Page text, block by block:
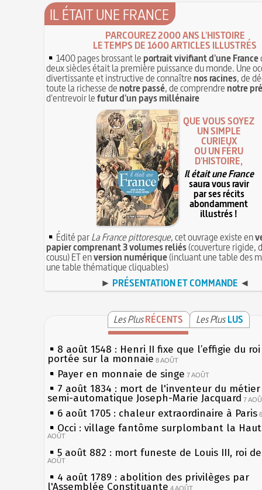
IL ÉTAIT UNE FRANCE
PARCOUREZ 2000 ANS L'HISTOIRE
LE TEMPS DE 1600 ARTICLES ILLUSTRÉS
1400 pages brossant leportrait vivifiant d'une France
deux siècles était la première puissance du monde. Une
divertissante et instructive de connaîtrenos racines, de
toute la richesse denotre passé, de comprendrenotre
d'entrevoir lefutur d'un pays millénaire
QUE VOUS SOYEZ
UN SIMPLE
CURIEUX
OU UN FÉRU
D'HISTOIRE,
Il était une France
saura vous ravir
par ses récits
abondamment
illustrés !
Édité parLa France pittoresque, cet ouvrage existe en
papier comprenant 3 volumes reliés(couverture rigide,
cousu) ET enversion numérique(incluant une table des
une table thématique cliquables)
► PRÉSENTATION ET COMMANDE ◄
Les PlusRÉCENTS Les Plus LUS
8 août 1548 : Henri II fixe que l’effigie du
portée sur la monnaie 8 AOÛT
Payer en monnaie de singe 7 AOÛT
7 août 1834 : mort de l'inventeur du
semi-automatique Joseph-Marie Jacquard 7
6 août 1705 : chaleur extraordinaire à Paris
Occi : village fantôme surplombant la
AOÛT
5 août 882 : mort funeste de Louis III, roi
AOÛT
4 août 1789 : abolition des privilèges par
l'Assemblée Constituante 4 AOÛT